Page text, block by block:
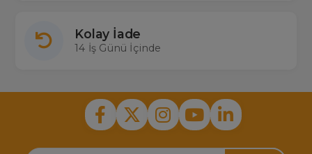
Kolay İade
14 İş Günü İçinde